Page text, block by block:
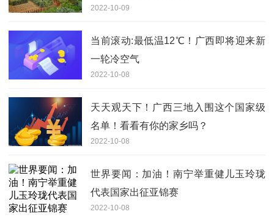
2022-10-09
当前滚动:最低温12℃！广西即将迎来新
一轮冷空气
2022-10-08
天天观天下！广西三地入围这个国家级
名单！看看有你的家乡吗？
2022-10-08
世界要闻：加油！南宁举重健儿玉玲珑
代表国家出征亚锦赛
2022-10-08